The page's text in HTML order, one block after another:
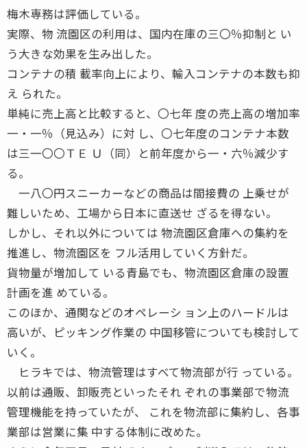
梅木専務は評価している。
実際、物 流園区の利用は、国内在庫の三〇％抑制と い
う大きな効果を生み出した。
コンテナの積 載率向上により、輸入コンテナの本数も抑
え られた。
単純に売上高と比較すると、〇七年 度の売上高の増加率
一・一％（見込み）に対 し、〇七年度のコンテナ本数
は三一〇〇ＴＥ Ｕ（同）と前年度から一・六％減少す
る。
一八〇円スニーカーなどの商品は間接費の 上乗せが
難しいため、工場から日本に直送せ ざるを得ない。
しかし、それ以外については 物流園区倉庫への集約を
推進し、物流園区を フル活用していく方針だ。
貨物量が増加して いる青島でも、物流園区倉庫の設置
計画を進 めている。
このほか、通関などのオペレーシ ョン上のハードルは
高いが、ピッキング作業の 中国移管についても検討して
いく。
ヒラキでは、物流管理はすべて物流部が行 っている。
以前は通販、卸販売といったそれ ぞれの事業部で物流
管理機能を持っていたが、 これを物流部に集約し、各事
業部は営業に集 中する体制に改めた。